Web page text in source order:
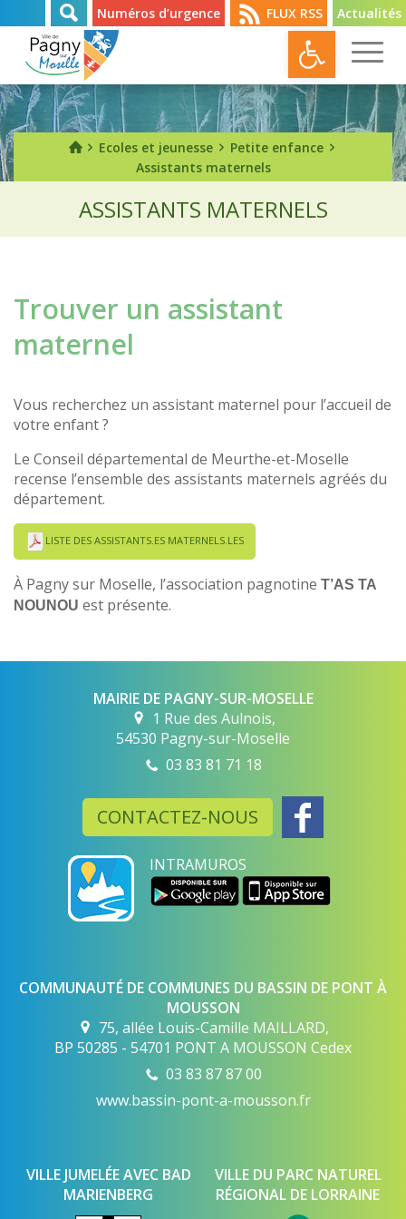
Ouvrir
Numéros d’urgence FLUX RSS Actualités
Ecoles et jeunesse
Petite enfance
Assistants maternels
ASSISTANTS MATERNELS
Trouver un assistant
maternel
Vous recherchez un assistant maternel pour l’accueil de
votre enfant ?
Le Conseil départemental de Meurthe-et-Moselle
recense l’ensemble des assistants maternels agréés du
département.
LISTE DES ASSISTANTS.ES MATERNELS.LES
À Pagny sur Moselle, l’association pagnotine T’AS TA
NOUNOU est présente.
MAIRIE DE PAGNY-SUR-MOSELLE
1 Rue des Aulnois,
54530 Pagny-sur-Moselle
03 83 81 71 18
CONTACTEZ-NOUS
INTRAMUROS
COMMUNAUTÉ DE COMMUNES DU BASSIN DE PONT À
MOUSSON
75, allée Louis-Camille MAILLARD,
BP 50285 - 54701 PONT A MOUSSON Cedex
03 83 87 87 00
www.bassin-pont-a-mousson.fr
VILLE JUMELÉE AVEC BAD
MARIENBERG
VILLE DU PARC NATUREL
RÉGIONAL DE LORRAINE